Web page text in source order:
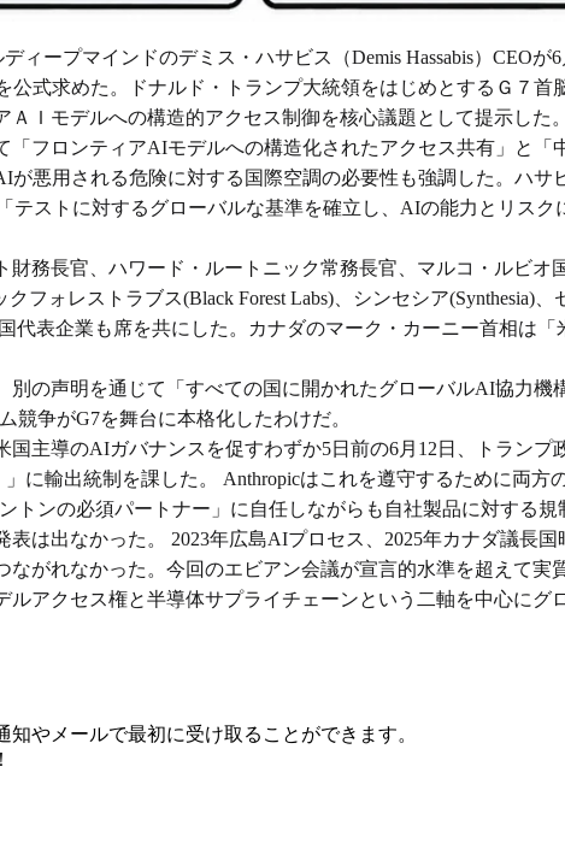
ィープマインドのデミス・ハサビス（Demis Hassabis）CEO
式求めた。ドナルド・トランプ大統領をはじめとするＧ７
Ｉモデルへの構造的アクセス制御を核心議題として提示した。
フロンティアAIモデルへの構造化されたアクセス共有」と「
悪用される危険に対する国際空調の必要性も強調した。ハ
ストに対するグローバルな基準を確立し、AIの能力とリス
務長官、ハワード・ルートニック常務長官、マルコ・ルビ
フォレストラブス(Black Forest Labs)、シンセシア(Synthesia)
代表企業も席を共にした。カナダのマーク・カーニー首相は
の声明を通じて「すべての国に開かれたグローバルAI協力
争がG7を舞台に本格化したわけだ。
主導のAIガバナンスを促すわずか5日前の6月12日、トラン
に輸出統制を課した。 Anthropicはこれを遵守するために両
ンの必須パートナー」に自任しながらも自社製品に対する規
は出なかった。 2023年広島AIプロセス、2025年カナダ議長
がれなかった。今回のエビアン会議が宣言的水準を超えて
アクセス権と半導体サプライチェーンという二軸を中心にグ
やメールで最初に受け取ることができます。